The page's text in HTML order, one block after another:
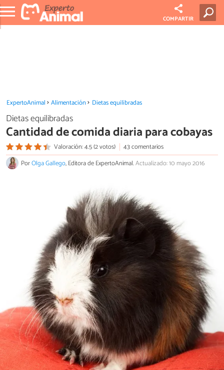
COMPARTIR
ExpertoAnimal Alimentación Dietas equilibradas
Dietas equilibradas
Cantidad de comida diaria para cobayas
Valoración: 4.5 (2 votos)
43 comentarios
PorOlga Gallego, Editora de ExpertoAnimal.Actualizado: 10 mayo 2016